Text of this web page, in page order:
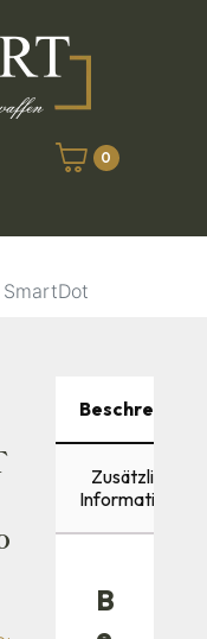
0
Beschreibung
Zusätzliche
Informationen
B